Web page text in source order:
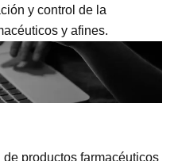
y control de la
y afines.
productos farmacéuticos